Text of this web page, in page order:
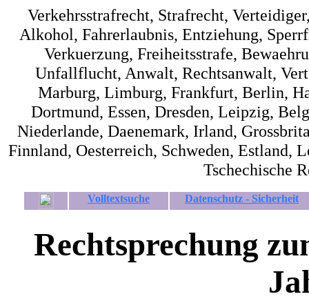
Verkehrsstrafrecht, Strafrecht,
Alkohol, Fahrerlaubnis, Entziehung,
Verkuerzung, Freiheitsstrafe,
Unfallflucht, Anwalt, Rechtsanwalt,
Marburg, Limburg, Frankfurt, Berlin,
Dortmund, Essen, Dresden, Leipzig,
Niederlande, Daenemark, Irland,
Finnland, Oesterreich, Schweden, Estland,
Tschechische
Volltextsuche Datenschutz - Sicherheit
Rechtsprechung